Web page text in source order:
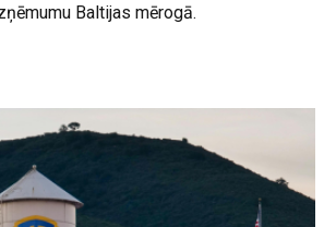
Baltijas mērogā.